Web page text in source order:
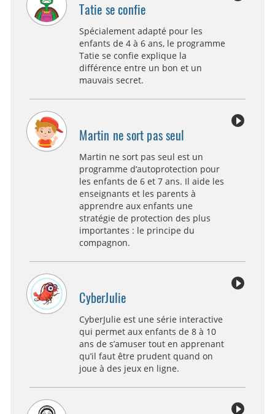
Tatie se confie
Spécialement adapté pour les
enfants de 4 à 6 ans, le programme
Tatie se confie explique la
différence entre un bon et un
mauvais secret.
Martin ne sort pas seul
Martin ne sort pas seul est un
programme d’autoprotection pour
les enfants de 6 et 7 ans. Il aide les
enseignants et les parents à
apprendre aux enfants une
stratégie de protection des plus
importantes : le principe du
compagnon.
CyberJulie
CyberJulie est une série interactive
qui permet aux enfants de 8 à 10
ans de s’amuser tout en apprenant
qu’il faut être prudent quand on
joue à des jeux en ligne.